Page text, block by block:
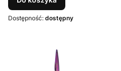
KAMELEON, fioletowe
etui
Dostępność: dostępny